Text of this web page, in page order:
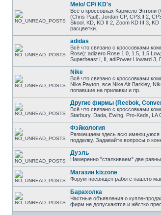
Melo/ CP/ KD's
Всё о кроссовках Кармело Энтони
(Chris Paul): Jordan CP, CP3.II 2,
Skool, KD, KD II 2, Zoom KD III 3,
расцветки.
adidas
Всё что связано с кроссовками
Rose): adizero Rose 1.0, 1.5, 1.5
Superbeast I, II, adiPower Howard 3,
Nike
Всё что связано с кроссовками
Nike Payton, все Nike Air Barkley,
попавшие на прилавки и пр.
Другие фирмы (Reebok,
Всё что связано с кроссовками
Starbury, Dada, Ewing, Pro-Keds, LA
Фэйкология
Размещаем здесь всю имеющуюся
подделку. Задавайте вопросы о
Дуэль
Намеренно "сталкиваем" две
Магазин kixzone
Форум посвящён работе нашего
Барахолка
Частные объявления о купле-
фирм не допускаются и жёстко